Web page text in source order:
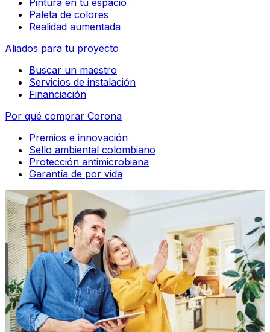
Pintura en tu espacio
Paleta de colores
Realidad aumentada
Aliados para tu proyecto
Buscar un maestro
Servicios de instalación
Financiación
Por qué comprar Corona
Premios e innovación
Sello ambiental colombiano
Protección antimicrobiana
Garantía de por vida